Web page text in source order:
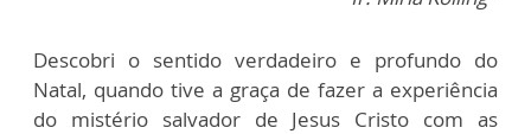
Descobri o sentido verdadeiro e profundo do
Natal, quando tive a graça de fazer a experiência
do mistério salvador de Jesus Cristo com as